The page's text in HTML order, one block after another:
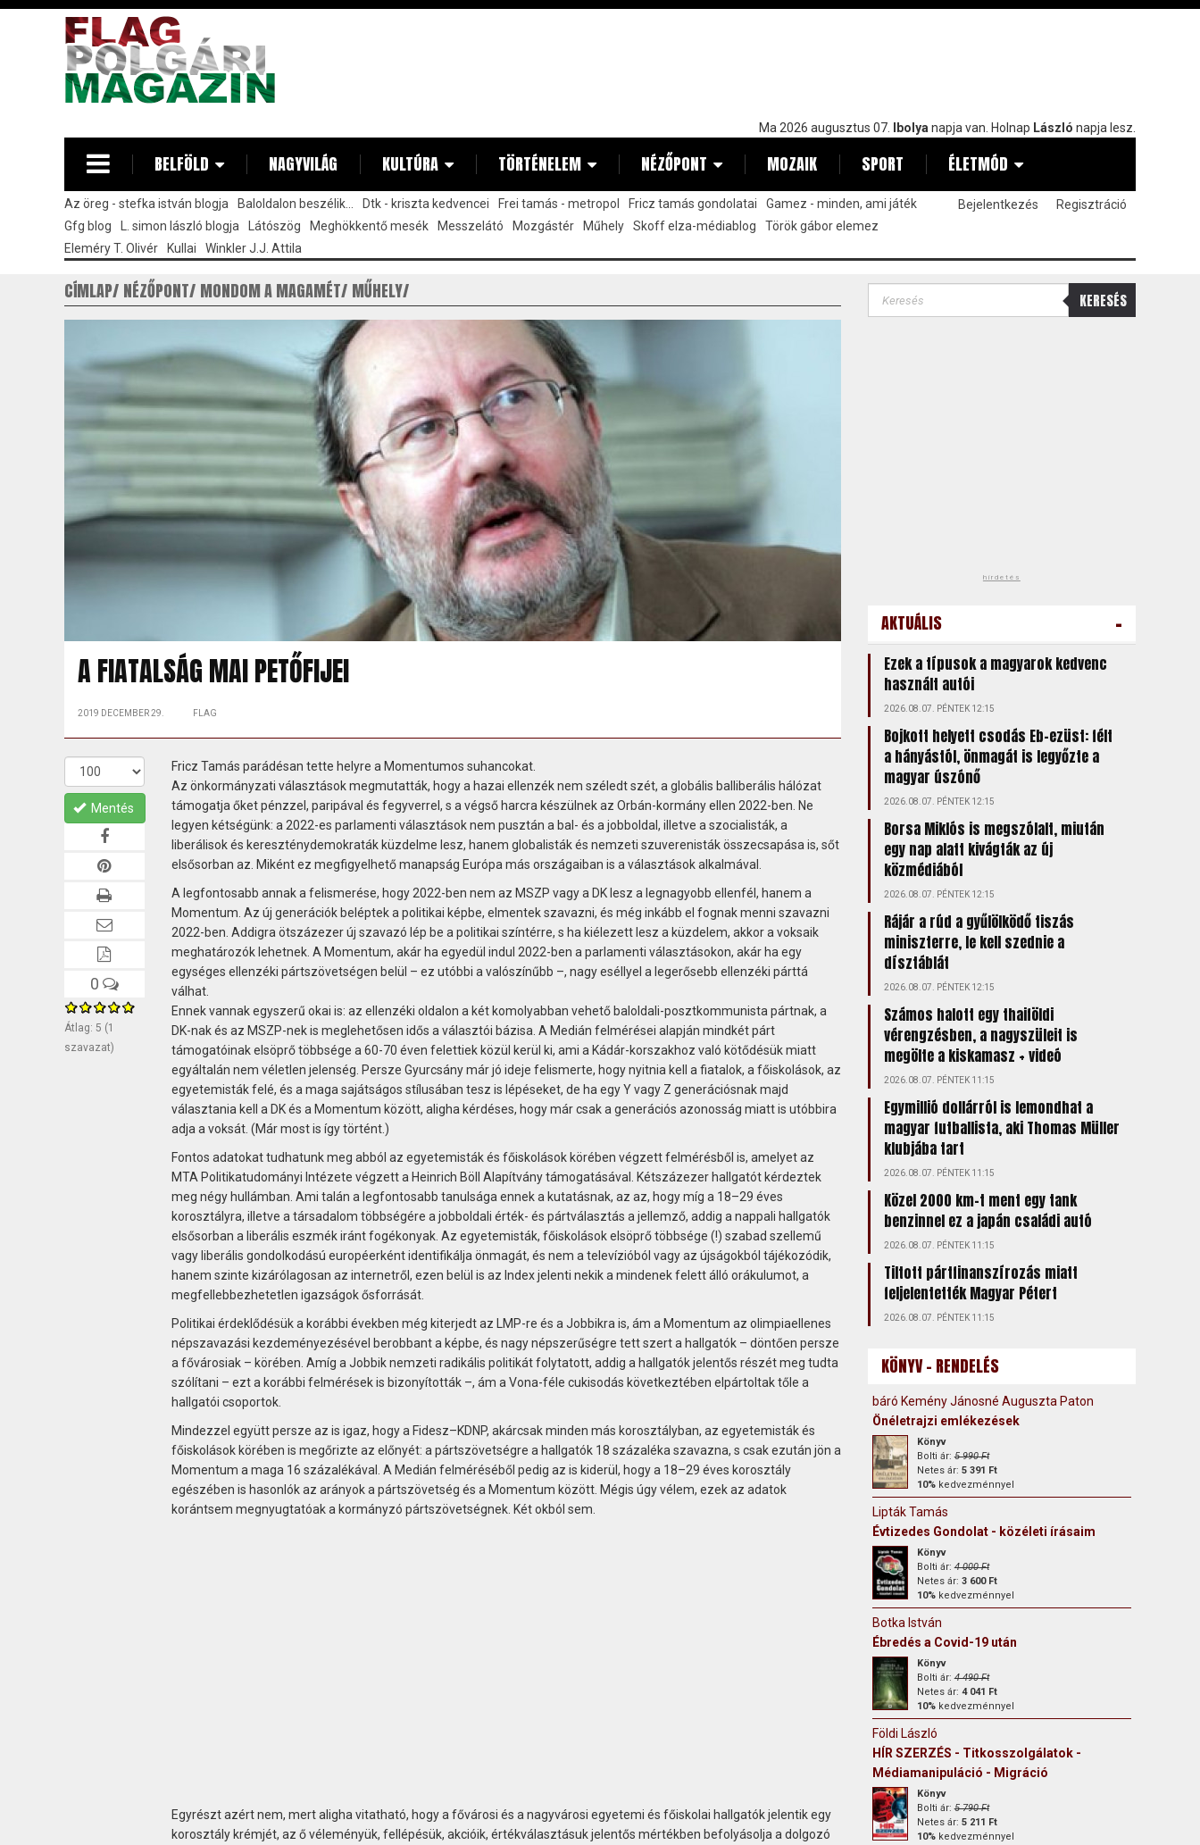
Ma 2026 augusztus 07. Ibolya napja van. Holnap László napja lesz.
BELFÖLD NAGYVILÁG KULTÚRA TÖRTÉNELEM NÉZŐPONT MOZAIK SPORT ÉLETMÓD
Az öreg - stefka istván blogja Baloldalon beszélik... Dtk - kriszta kedvencei Frei tamás - metropol Fricz tamás gondolatai
Gamez - minden, ami játék
Gfg blog
L. simon lászló blogja Látószög Meghökkentő mesék Messzelátó Mozgástér Műhely Skoff elza-médiablog
Török gábor elemez
Eleméry T. Olivér
Kullai Winkler J.J. Attila
Bejelentkezés Regisztráció
CÍMLAP NÉZŐPONT MONDOM A MAGAMÉT MŰHELY
A FIATALSÁG MAI PETŐFIJEI
2019 DECEMBER 29. FLAG
Mentés
0
Átlag: 5 (1
szavazat)
Fricz Tamás parádésan tette helyre a Momentumos suhancokat.
Az önkormányzati választások megmutatták, hogy a hazai ellenzék nem széledt szét, a globális balliberális hálózat
támogatja őket pénzzel, paripával és fegyverrel, s a végső harcra készülnek az Orbán-kormány ellen 2022-ben. Ne
legyen kétségünk: a 2022-es parlamenti választások nem pusztán a bal- és a jobboldal, illetve a szocialisták, a
liberálisok és kereszténydemokraták küzdelme lesz, hanem globalisták és nemzeti szuverenisták összecsapása is, sőt
elsősorban az. Miként ez megfigyelhető manapság Európa más országaiban is a választások alkalmával.
A legfontosabb annak a felismerése, hogy 2022-ben nem az MSZP vagy a DK lesz a legnagyobb ellenfél, hanem a
Momentum. Az új generációk beléptek a politikai képbe, elmentek szavazni, és még inkább el fognak menni szavazni
2022-ben. Addigra ötszázezer új szavazó lép be a politikai színtérre, s ha kiélezett lesz a küzdelem, akkor a voksaik
meghatározók lehetnek. A Momentum, akár ha egyedül indul 2022-ben a parlamenti választásokon, akár ha egy
egységes ellenzéki pártszövetségen belül – ez utóbbi a valószínűbb –, nagy eséllyel a legerősebb ellenzéki párttá
válhat.
Ennek vannak egyszerű okai is: az ellenzéki oldalon a két komolyabban vehető baloldali-posztkommunista pártnak, a
DK-nak és az MSZP-nek is meglehetősen idős a választói bázisa. A Medián felmérései alapján mindkét párt
támogatóinak elsöprő többsége a 60-70 éven felettiek közül kerül ki, ami a Kádár-korszakhoz való kötődésük miatt
egyáltalán nem véletlen jelenség. Persze Gyurcsány már jó ideje felismerte, hogy nyitnia kell a fiatalok, a főiskolások, az
egyetemisták felé, és a maga sajátságos stílusában tesz is lépéseket, de ha egy Y vagy Z generációsnak majd
választania kell a DK és a Momentum között, aligha kérdéses, hogy már csak a generációs azonosság miatt is utóbbira
adja a voksát. (Már most is így történt.)
Fontos adatokat tudhatunk meg abból az egyetemisták és főiskolások körében végzett felmérésből is, amelyet az
MTA Politikatudományi Intézete végzett a Heinrich Böll Alapítvány támogatásával. Kétszázezer hallgatót kérdeztek
meg négy hullámban. Ami talán a legfontosabb tanulsága ennek a kutatásnak, az az, hogy míg a 18–29 éves
korosztályra, illetve a társadalom többségére a jobboldali érték- és pártválasztás a jellemző, addig a nappali hallgatók
elsősorban a liberális eszmék iránt fogékonyak. Az egyetemisták, főiskolások elsöprő többsége (!) szabad szellemű
vagy liberális gondolkodású européerként identifikálja önmagát, és nem a televízió­ból vagy az újságokból tájékozódik,
hanem szinte kizárólagosan az internetről, ezen belül is az Index jelenti nekik a mindenek felett álló orákulumot, a
megfellebbezhetetlen igazságok ősforrását.
Politikai érdeklődésük a korábbi években még kiterjedt az LMP-re és a Jobbikra is, ám a Momentum az olimpiaellenes
népszavazási kezdeményezésével berobbant a képbe, és nagy népszerűségre tett szert a hallgatók – döntően persze
a fővárosiak – körében. Amíg a Jobbik nemzeti radikális politikát folytatott, addig a hallgatók jelentős részét meg tudta
szólítani – ezt a korábbi felmérések is bizonyították –, ám a Vona-féle cukisodás következtében elpártoltak tőle a
hallgatói csoportok.
Mindezzel együtt persze az is igaz, hogy a Fidesz–KDNP, akárcsak minden más korosztályban, az egyetemisták és
főiskolások körében is megőrizte az előnyét: a pártszövetségre a hallgatók 18 százaléka szavazna, s csak ezután jön a
Momentum a maga 16 százalékával. A Medián felméréséből pedig az is kiderül, hogy a 18–29 éves korosztály
egészében is hasonlók az arányok a pártszövetség és a Momentum között. Mégis úgy vélem, ezek az adatok
korántsem megnyugtatóak a kormányzó pártszövetségnek. Két okból sem.
Egyrészt azért nem, mert aligha vitatható, hogy a fővárosi és a nagyvárosi egyetemi és főiskolai hallgatók jelentik egy
korosztály krémjét, az ő véleményük, fellépésük, akcióik, értékválasztásuk jelentős mértékben befolyásolja a dolgozó
KERESÉS
hirdetés
AKTUÁLIS -
Ezek a típusok a magyarok kedvenc
használt autói
2026.08.07. PÉNTEK 12:15
Bojkott helyett csodás Eb-ezüst: félt
a hányástól, önmagát is legyőzte a
magyar úszónő
2026.08.07. PÉNTEK 12:15
Borsa Miklós is megszólalt, miután
egy nap alatt kivágták az új
közmédiából
2026.08.07. PÉNTEK 12:15
Rájár a rúd a gyűlölködő tiszás
miniszterre, le kell szednie a
dísztáblát
2026.08.07. PÉNTEK 12:15
Számos halott egy thaiföldi
vérengzésben, a nagyszüleit is
megölte a kiskamasz + videó
2026.08.07. PÉNTEK 11:15
Egymillió dollárról is lemondhat a
magyar futballista, aki Thomas Müller
klubjába tart
2026.08.07. PÉNTEK 11:15
Közel 2000 km-t ment egy tank
benzinnel ez a japán családi autó
2026.08.07. PÉNTEK 11:15
Tiltott pártfinanszírozás miatt
feljelentették Magyar Pétert
2026.08.07. PÉNTEK 11:15
KÖNYV - RENDELÉS
báró Kemény Jánosné Auguszta Paton
Önéletrajzi emlékezések
Könyv
Bolti ár:5 990 Ft
Netes ár: 5 391 Ft
10%kedvezménnyel
Lipták Tamás
Évtizedes Gondolat - közéleti írásaim
Könyv
Bolti ár:4 000 Ft
Netes ár: 3 600 Ft
10%kedvezménnyel
Botka István
Ébredés a Covid-19 után
Könyv
Bolti ár:4 490 Ft
Netes ár: 4 041 Ft
10%kedvezménnyel
Földi László
HÍR SZERZÉS - Titkosszolgálatok -
Médiamanipuláció - Migráció
Könyv
Bolti ár:5 790 Ft
Netes ár: 5 211 Ft
10%kedvezménnyel